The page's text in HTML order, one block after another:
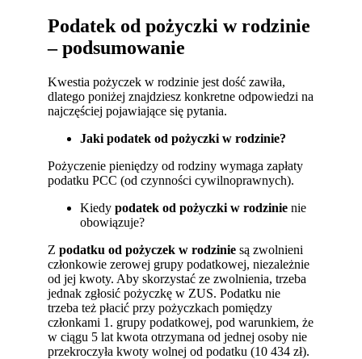
Podatek od pożyczki w rodzinie
– podsumowanie
Kwestia pożyczek w rodzinie jest dość zawiła,
dlatego poniżej znajdziesz konkretne odpowiedzi na
najczęściej pojawiające się pytania.
Jaki podatek od pożyczki w rodzinie?
Pożyczenie pieniędzy od rodziny wymaga zapłaty
podatku PCC (od czynności cywilnoprawnych).
Kiedypodatek od pożyczki w rodzinie nie
obowiązuje?
Zpodatku od pożyczek w rodziniesą zwolnieni
członkowie zerowej grupy podatkowej, niezależnie
od jej kwoty. Aby skorzystać ze zwolnienia, trzeba
jednak zgłosić pożyczkę w ZUS. Podatku nie
trzeba też płacić przy pożyczkach pomiędzy
członkami 1. grupy podatkowej, pod warunkiem, że
w ciągu 5 lat kwota otrzymana od jednej osoby nie
przekroczyła kwoty wolnej od podatku (10 434 zł).